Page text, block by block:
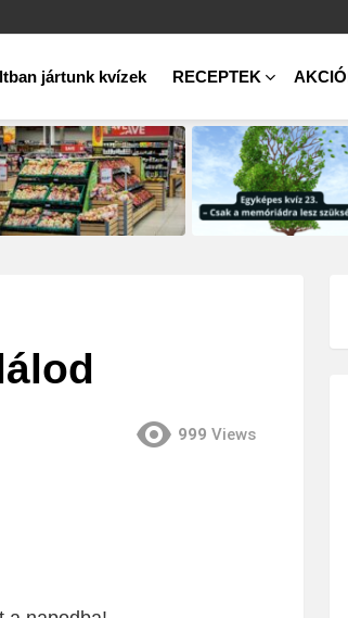
jártunk kvízek RECEPTEK
999 Views